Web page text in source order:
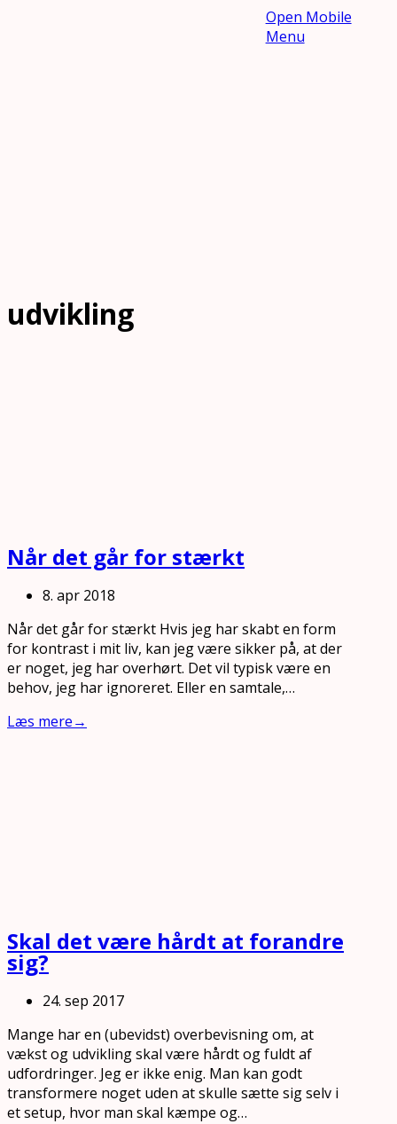
Open Mobile
Menu
udvikling
Når det går for stærkt
8. apr 2018
Når det går for stærkt Hvis jeg har skabt en form
for kontrast i mit liv, kan jeg være sikker på, at der
er noget, jeg har overhørt. Det vil typisk være en
behov, jeg har ignoreret. Eller en samtale,…
Læs mere→
Skal det være hårdt at forandre
sig?
24. sep 2017
Mange har en (ubevidst) overbevisning om, at
vækst og udvikling skal være hårdt og fuldt af
udfordringer. Jeg er ikke enig. Man kan godt
transformere noget uden at skulle sætte sig selv i
et setup, hvor man skal kæmpe og…